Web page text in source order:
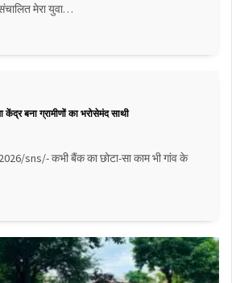
मेरा युवा…
बना ग्रामीणों का भरोसेमंद साथी
sns/- कभी बैंक का छोटा-सा काम भी गांव के